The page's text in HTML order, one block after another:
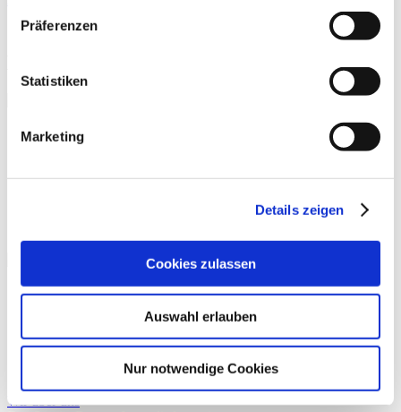
Präferenzen
Statistiken
Marketing
Details zeigen
Cookies zulassen
Auswahl erlauben
Nur notwendige Cookies
SCHNAKENBERG-STIFTUNG
Sitemap
Wir über uns